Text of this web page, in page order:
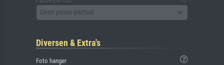
Geen passe-partout
Diversen & Extra's
Foto hanger